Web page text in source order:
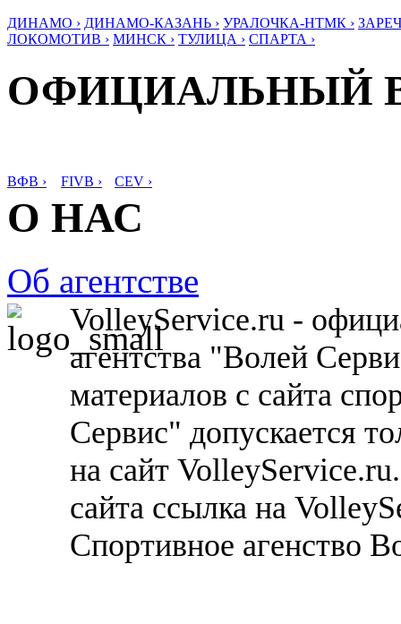
ДИНАМО › ДИНАМО-КАЗАНЬ › УРАЛОЧКА-НТМК ›
ЛОКОМОТИВ › МИНСК › ТУЛИЦА › СПАРТА ›
ОФИЦИАЛЬНЫЙ
ВФВ › FIVB › CEV ›
О НАС
Об агентстве
VolleyService.ru -
агентства "Волей
материалов с сайта
Сервис" допускается
на сайт
сайта ссылка на
Спортивное агенство